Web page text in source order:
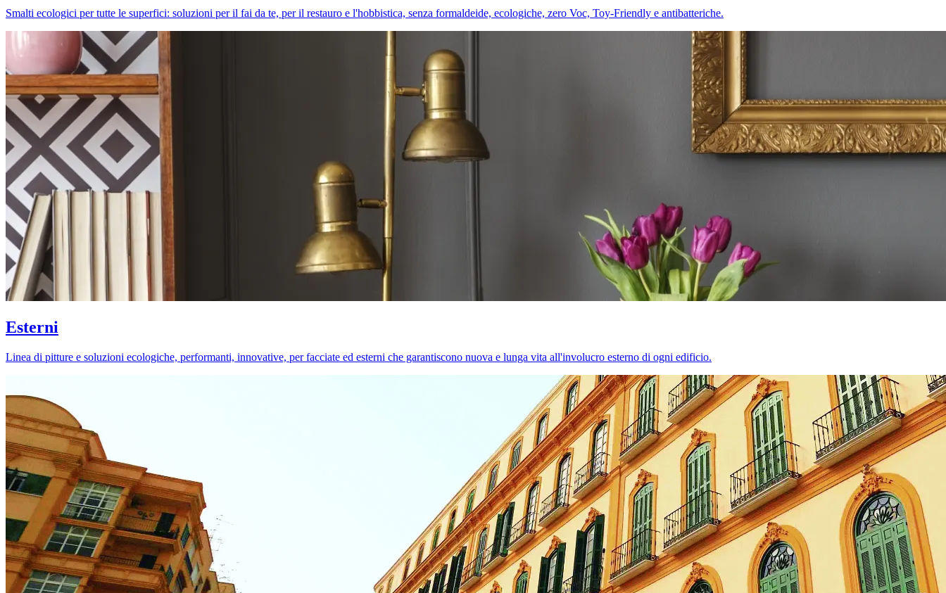
Smalti ecologici per tutte le superfici: soluzioni per il fai da te, per il restauro e l'hobbistica, senza formaldeide, ecologiche, zero Voc, Toy-Friendly e antibatteriche.
Esterni
Linea di pitture e soluzioni ecologiche, performanti, innovative, per facciate ed esterni che garantiscono nuova e lunga vita all'involucro esterno di ogni edificio.